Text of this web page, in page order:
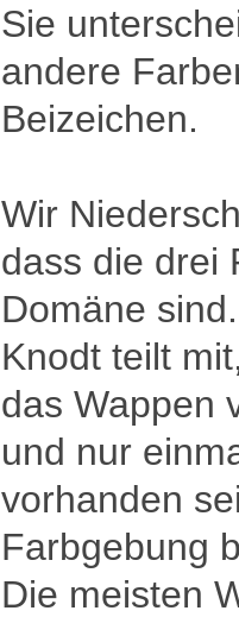
Sie
andere
Beizeichen.
Wir
dass die drei
Domäne sind.
Knodt teilt
das Wappen
und nur
vorhanden
Farbgebung
Die meisten